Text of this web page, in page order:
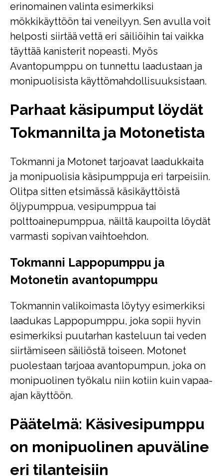
erinomainen valinta esimerkiksi
mökkikäyttöön tai veneilyyn. Sen avulla voit
helposti siirtää vettä eri säiliöihin tai vaikka
täyttää kanisterit nopeasti. Myös
Avantopumppu on tunnettu laadustaan ja
monipuolisista käyttömahdollisuuksistaan.
Parhaat käsipumput löydät
Tokmannilta ja Motonetista
Tokmanni ja Motonet tarjoavat laadukkaita
ja monipuolisia käsipumppuja eri tarpeisiin.
Olitpa sitten etsimässä käsikäyttöistä
öljypumppua, vesipumppua tai
polttoainepumppua, näiltä kaupoilta löydät
varmasti sopivan vaihtoehdon.
Tokmanni Lappopumppu ja
Motonetin avantopumppu
Tokmannin valikoimasta löytyy esimerkiksi
laadukas Lappopumppu, joka sopii hyvin
esimerkiksi puutarhan kasteluun tai veden
siirtämiseen säiliöstä toiseen. Motonet
puolestaan tarjoaa avantopumpun, joka on
monipuolinen työkalu niin kotiin kuin vapaa-
ajan käyttöön.
Päätelmä: Käsivesipumppu
on monipuolinen apuväline
eri tilanteisiin